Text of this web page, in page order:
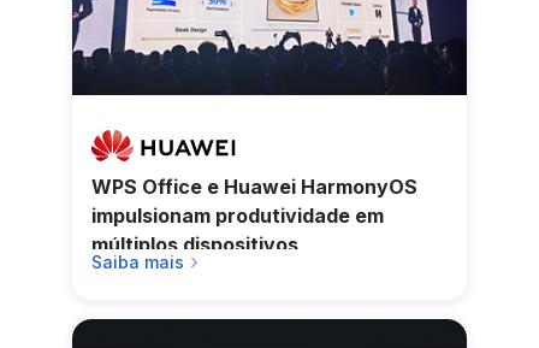
WPS Office e Huawei HarmonyOS
impulsionam produtividade em
múltiplos dispositivos
Saiba mais